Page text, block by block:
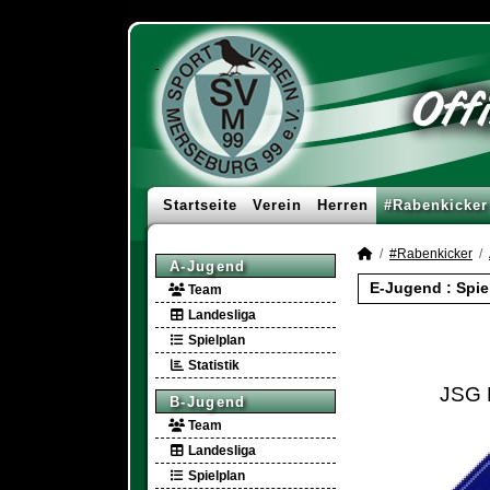
Startseite Verein Herren #Rabenkicker
A-Jugend
Team
Landesliga
Spielplan
Statistik
B-Jugend
Team
Landesliga
Spielplan
#Rabenkicker
E-Jugend :
JSG